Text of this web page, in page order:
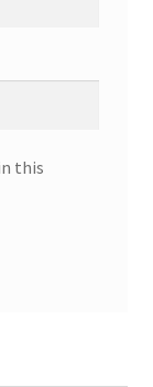
this